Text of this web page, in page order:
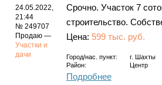
Карты
Фотогалерея
24.05.2022,
21:44
№ 249707
Продаю —
Участки и
дачи
Срочно. Участок 7
строительство.
Цена: 599 тыс. руб.
Город/нас. пункт: г.
Шахты
Район:
Центр
Подробнее